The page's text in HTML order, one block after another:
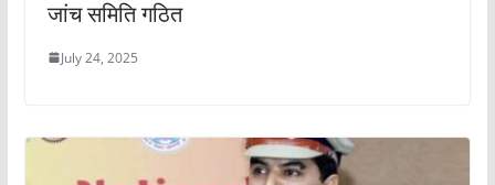
जांच समिति गठित
July 24, 2025